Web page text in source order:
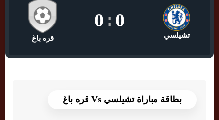
تشيلسي
0
:
0
قره باغ
بطاقة مباراة تشيلسي Vs قره باغ